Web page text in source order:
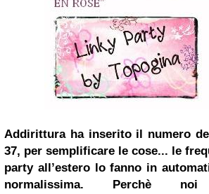
Addirittura ha inserito il numero
37, per semplificare le cose... le
party all’estero lo fanno in
normalissima. Perchè